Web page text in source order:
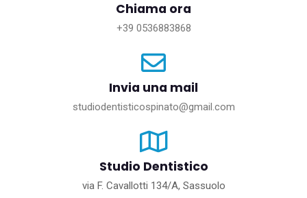
Chiama ora
+39 0536883868
Invia una mail
studiodentisticospinato@gmail.com
Studio Dentistico
via F. Cavallotti 134/A, Sassuolo